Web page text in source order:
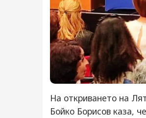
На откриването на
Бойко Борисов каза,